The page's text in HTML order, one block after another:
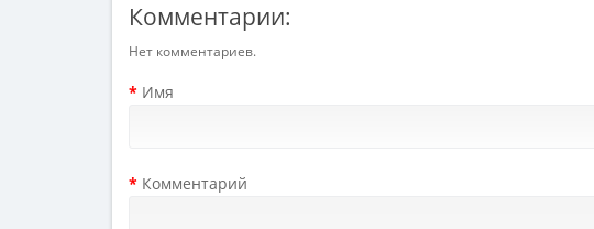
Комментарии:
Нет комментариев.
Имя
Комментарий